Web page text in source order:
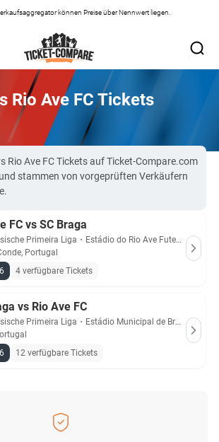
können Preise über Nennwert liegen.
Rio Ave FC Tickets
Rio Ave FC Tickets auf Ticket-Compare.com
stammen von vorgeprüften Verkäufern
FC vs SC Braga
Primeira Liga ・
Estádio do Rio Ave Futebol Clube
Portugal
4 verfügbare Tickets
vs Rio Ave FC
Primeira Liga ・
Estádio Municipal de Braga
12 verfügbare Tickets